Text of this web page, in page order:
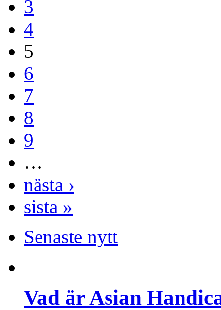
3
4
5
6
7
8
9
…
nästa ›
sista »
Senaste nytt
Vad är Asian